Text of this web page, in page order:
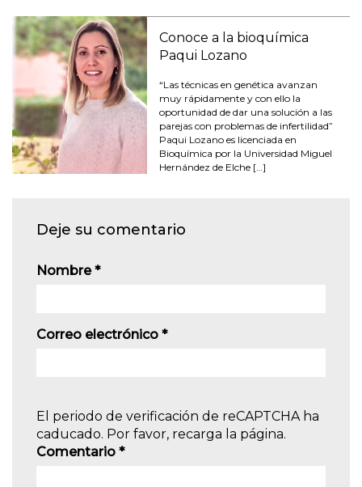
Conoce a la bioquímica
Paqui Lozano
“Las técnicas en genética avanzan
muy rápidamente y con ello la
oportunidad de dar una solución a las
parejas con problemas de infertilidad”
Paqui Lozano es licenciada en
Bioquímica por la Universidad Miguel
Hernández de Elche […]
Deje su comentario
Nombre*
Correo electrónico *
El periodo de verificación de reCAPTCHA ha
caducado. Por favor, recarga la página.
Comentario *